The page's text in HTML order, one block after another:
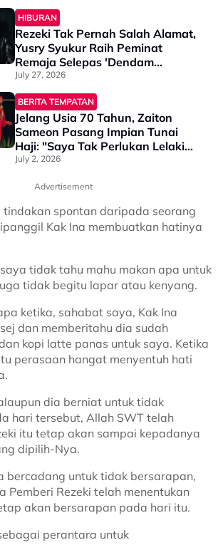
HIBURAN
Rezeki Tak Pernah Salah Alamat,
Yusry Syukur Raih Peminat
Remaja Selepas 'Dendam
Seorang Mentua' - “Saya Tidak
Lihat Ia…”
July 27, 2026
BERITA TEMPATAN
Jelang Usia 70 Tahun, Zaiton
Sameon Pasang Impian Tunai
Haji: "Saya Tak Perlukan Lelaki
Sebagai Teman Hidup"
July 2, 2026
Advertisement
tindakan spontan daripada seorang
Kak Ina membuatkan hatinya
tidak tahu mahu makan apa untuk
tidak begitu lapar atau kenyang.
ketika, sahabat saya, Kak Ina
dan memberitahu dia sudah
kopi latte panas untuk saya. Ketika
perasaan hangat menyentuh hati
dia berniat untuk tidak
hari tersebut, Allah SWT telah
itu tetap akan sampai kepadanya
dipilih-Nya.
bercadang untuk tidak bersarapan,
Pemberi Rezeki telah menentukan
akan bersarapan pada hari itu.
perantara untuk